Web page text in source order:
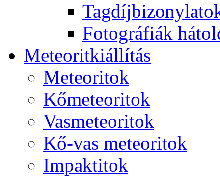
Fo­tog­rá­fi­ák
Me­te­o­rit­ki­ál­lí­tás
Me­te­o­ri­tok
Kő­me­te­o­ri­tok
Vas­me­te­o­ri­tok
Kő-vas me­te­o­ri­tok
Imp­ak­ti­tok